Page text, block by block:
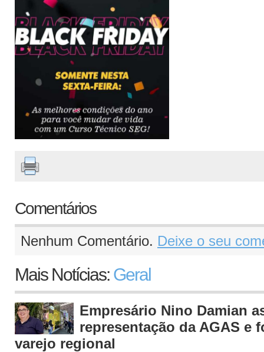
Comentários
Nenhum Comentário. Deixe o seu
Mais Notícias: Geral
Empresário Nino Damian
representação da AGAS e
varejo regional